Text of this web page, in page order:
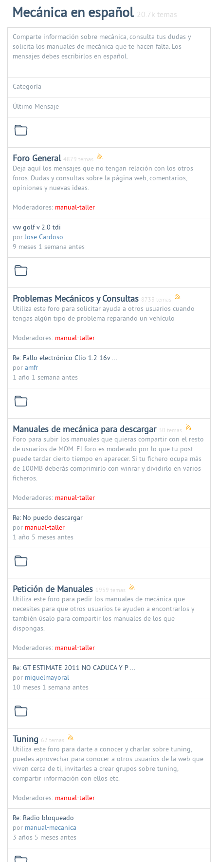
Mecánica en español 20.7k temas
Comparte información sobre mecánica, consulta tus dudas y
solicita los manuales de mecánica que te hacen falta. Los
mensajes debes escribirlos en español.
Categoría
Último Mensaje
Foro General 4879 temas
Deja aquí los mensajes que no tengan relación con los otros
foros. Dudas y consultas sobre la página web, comentarios,
opiniones y nuevas ideas.
Moderadores: manual-taller
vw golf v 2.0 tdi
porJose Cardoso
9 meses 1 semana antes
Problemas Mecánicos y Consultas 8733 temas
Utiliza este foro para solicitar ayuda a otros usuarios cuando
tengas algún tipo de problema reparando un vehículo
Moderadores: manual-taller
Re: Fallo electrónico Clio 1.2 16v ...
por amfr
1 año 1 semana antes
Manuales de mecánica para descargar 30 temas
Foro para subir los manuales que quieras compartir con el resto
de usuarios de MDM. El foro es moderado por lo que tu post
puede tardar cierto tiempo en aparecer. Si tu fichero ocupa más
de 100MB deberás comprimirlo con winrar y dividirlo en varios
ficheros.
Moderadores: manual-taller
Re: No puedo descargar
por manual-taller
1 año 5 meses antes
Petición de Manuales 6959 temas
Utiliza este foro para pedir los manuales de mecánica que
necesites para que otros usuarios te ayuden a encontrarlos y
también úsalo para compartir los manuales de los que
dispongas.
Moderadores: manual-taller
Re: GT ESTIMATE 2011 NO CADUCA Y P ...
por miguelmayoral
10 meses 1 semana antes
Tuning 62 temas
Utiliza este foro para darte a conocer y charlar sobre tuning,
puedes aprovechar para conocer a otros usuarios de la web que
viven cerca de ti, invitarles a crear grupos sobre tuning,
compartir información con ellos etc.
Moderadores: manual-taller
Re: Radio bloqueado
por manual-mecanica
3 años 5 meses antes